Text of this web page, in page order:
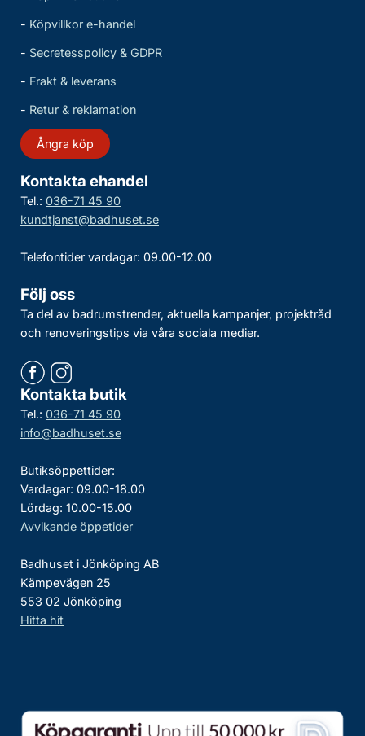
- Köpvillkor e-handel
- Secretesspolicy & GDPR
- Frakt & leverans
- Retur & reklamation
Ångra köp
Kontakta ehandel
Tel.: 036-71 45 90
kundtjanst@badhuset.se
Telefontider vardagar: 09.00-12.00
Följ oss
Ta del av badrumstrender, aktuella kampanjer, projektråd
och renoveringstips via våra sociala medier.
Kontakta butik
Tel.: 036-71 45 90
info@badhuset.se
Butiksöppettider:
Vardagar: 09.00-18.00
Lördag: 10.00-15.00
Avvikande öppetider
Badhuset i Jönköping AB
Kämpevägen 25
553 02 Jönköping
Hitta hit